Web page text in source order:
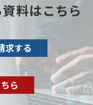
料はこちら
求する
ら